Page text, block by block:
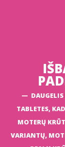
TABLETES,
MOTERŲ
VARIANTŲ,